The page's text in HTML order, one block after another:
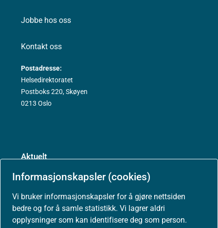
Informasjonskapsler (cookies)
Vi bruker informasjonskapsler for å gjøre nettsiden
bedre og for å samle statistikk. Vi lagrer aldri
opplysninger som kan identifisere deg som person.
Jobbe hos oss
Kontakt oss
Postadresse:
Helsedirektoratet
Postboks 220, Skøyen
0213 Oslo
Aktuelt
Nyheter
Arrangementer